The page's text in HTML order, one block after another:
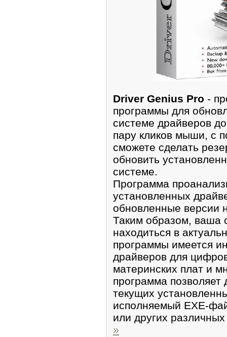
Driver Genius Pro -
программы для
системе драйверов
пару кликов мыши, с
сможете сделать
обновить
системе.
Программа
установленных
обновленные версии
Таким образом, ваша
находиться в
программы имеется
драйверов для
материнских плат и
программа
текущих
исполняемый EXE-
или других
»